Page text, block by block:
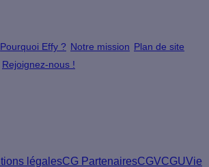
Pourquoi Effy ? Notre mission Plan de site
Rejoignez-nous !
légalesCG PartenairesCGVCGUVie